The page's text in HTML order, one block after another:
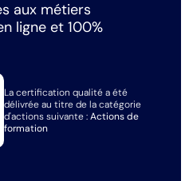
aux métiers
ligne et 100%
La certification qualité a été
délivrée au titre de la catégorie
d'actions suivante :Actions de
formation